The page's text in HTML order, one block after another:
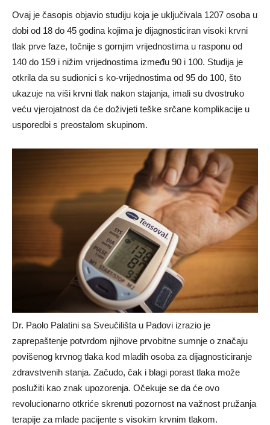
Ovaj je časopis objavio studiju koja je uključivala 1207 osoba u
dobi od 18 do 45 godina kojima je dijagnosticiran visoki krvni
tlak prve faze, točnije s gornjim vrijednostima u rasponu od
140 do 159 i nižim vrijednostima između 90 i 100. Studija je
otkrila da su sudionici s ko-vrijednostima od 95 do 100, što
ukazuje na viši krvni tlak nakon stajanja, imali su dvostruko
veću vjerojatnost da će doživjeti teške srčane komplikacije u
usporedbi s preostalom skupinom.
Dr. Paolo Palatini sa Sveučilišta u Padovi izrazio je
zaprepaštenje potvrdom njihove prvobitne sumnje o značaju
povišenog krvnog tlaka kod mladih osoba za dijagnosticiranje
zdravstvenih stanja. Začudo, čak i blagi porast tlaka može
poslužiti kao znak upozorenja. Očekuje se da će ovo
revolucionarno otkriće skrenuti pozornost na važnost pružanja
terapije za mlade pacijente s visokim krvnim tlakom.